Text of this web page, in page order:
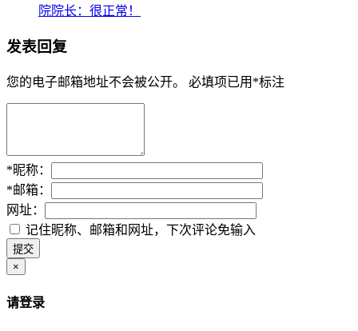
院院长：很正常！
发表回复
您的电子邮箱地址不会被公开。 必填项已用 *标注
*昵称：
*邮箱：
网址：
记住昵称、邮箱和网址，下次评论免输入
×
请登录